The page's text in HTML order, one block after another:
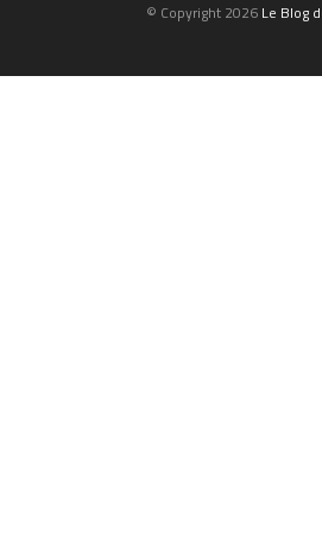
© Copyright 2026 Le Blog